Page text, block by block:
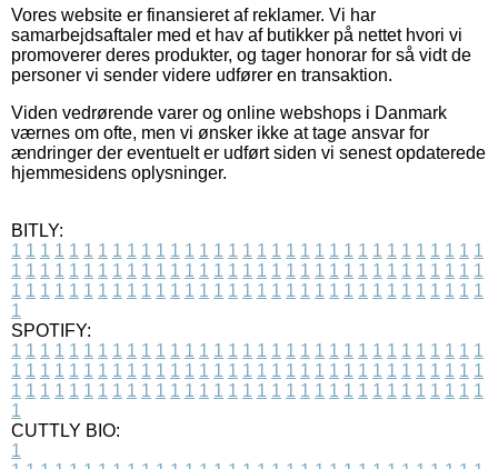
Vores website er finansieret af reklamer. Vi har
samarbejdsaftaler med et hav af butikker på nettet hvori vi
promoverer deres produkter, og tager honorar for så vidt de
personer vi sender videre udfører en transaktion.
Viden vedrørende varer og online webshops i Danmark
værnes om ofte, men vi ønsker ikke at tage ansvar for
ændringer der eventuelt er udført siden vi senest opdaterede
hjemmesidens oplysninger.
BITLY:
1 1 1 1 1 1 1 1 1 1 1 1 1 1 1 1 1 1 1 1 1 1 1 1 1 1 1 1 1 1 1 1 1
1 1 1 1 1 1 1 1 1 1 1 1 1 1 1 1 1 1 1 1 1 1 1 1 1 1 1 1 1 1 1 1 1
1 1 1 1 1 1 1 1 1 1 1 1 1 1 1 1 1 1 1 1 1 1 1 1 1 1 1 1 1 1 1 1 1
1
SPOTIFY:
1 1 1 1 1 1 1 1 1 1 1 1 1 1 1 1 1 1 1 1 1 1 1 1 1 1 1 1 1 1 1 1 1
1 1 1 1 1 1 1 1 1 1 1 1 1 1 1 1 1 1 1 1 1 1 1 1 1 1 1 1 1 1 1 1 1
1 1 1 1 1 1 1 1 1 1 1 1 1 1 1 1 1 1 1 1 1 1 1 1 1 1 1 1 1 1 1 1 1
1
CUTTLY BIO:
1